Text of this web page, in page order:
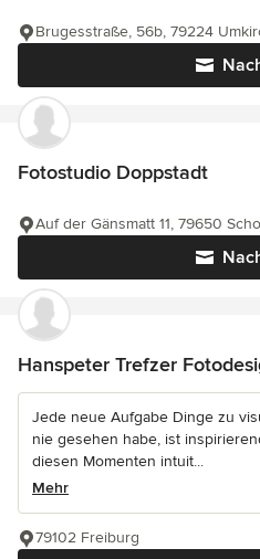
Brugesstraße, 56b, 79224
Fotostudio Doppstadt
Auf der Gänsmatt 11, 79650
Hanspeter Trefzer
Jede neue Aufgabe Dinge zu
nie gesehen habe, ist
diesen Momenten intuit...
Mehr
79102 Freiburg